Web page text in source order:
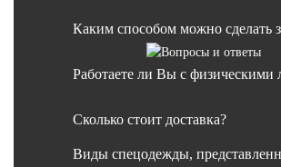
Каким способом можно сделать
Работаете ли Вы с физическими
Сколько стоит доставка?
Виды спецодежды,